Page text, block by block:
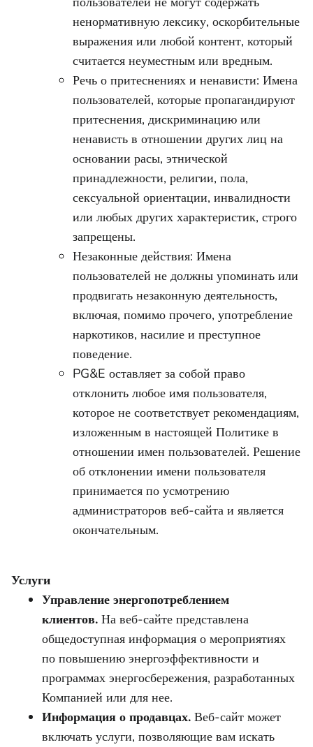
ненормативную лексику, оскорбительные
выражения или любой контент, который
считается неуместным или вредным.
Речь о притеснениях и ненависти: Имена
пользователей, которые пропагандируют
притеснения, дискриминацию или
ненависть в отношении других лиц на
основании расы, этнической
принадлежности, религии, пола,
сексуальной ориентации, инвалидности
или любых других характеристик, строго
запрещены.
Незаконные действия: Имена
пользователей не должны упоминать или
продвигать незаконную деятельность,
включая, помимо прочего, употребление
наркотиков, насилие и преступное
поведение.
PG&E оставляет за собой право
отклонить любое имя пользователя,
которое не соответствует рекомендациям,
изложенным в настоящей Политике в
отношении имен пользователей. Решение
об отклонении имени пользователя
принимается по усмотрению
администраторов веб-сайта и является
окончательным.
Услуги
Управление энергопотреблением
клиентов. На веб-сайте представлена
общедоступная информация о мероприятиях
по повышению энергоэффективности и
программах энергосбережения, разработанных
Компанией или для нее.
Информация о продавцах. Веб-сайт может
включать услуги, позволяющие вам искать